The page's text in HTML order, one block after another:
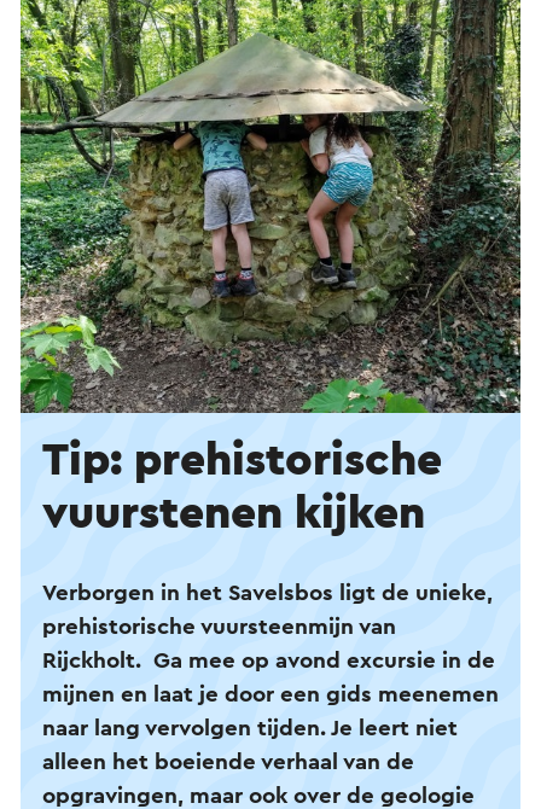
Tip: prehistorische
vuurstenen kijken
Verborgen in het Savelsbos ligt de unieke,
prehistorische vuursteenmijn van
Rijckholt. Ga mee op avond excursie in de
mijnen en laat je door een gids meenemen
naar lang vervolgen tijden. Je leert niet
alleen het boeiende verhaal van de
opgravingen, maar ook over de geologie